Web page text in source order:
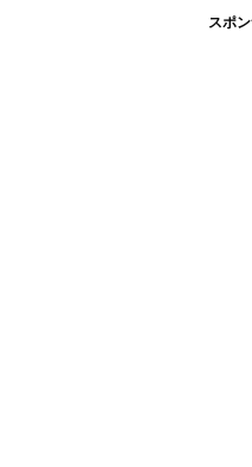
スポ